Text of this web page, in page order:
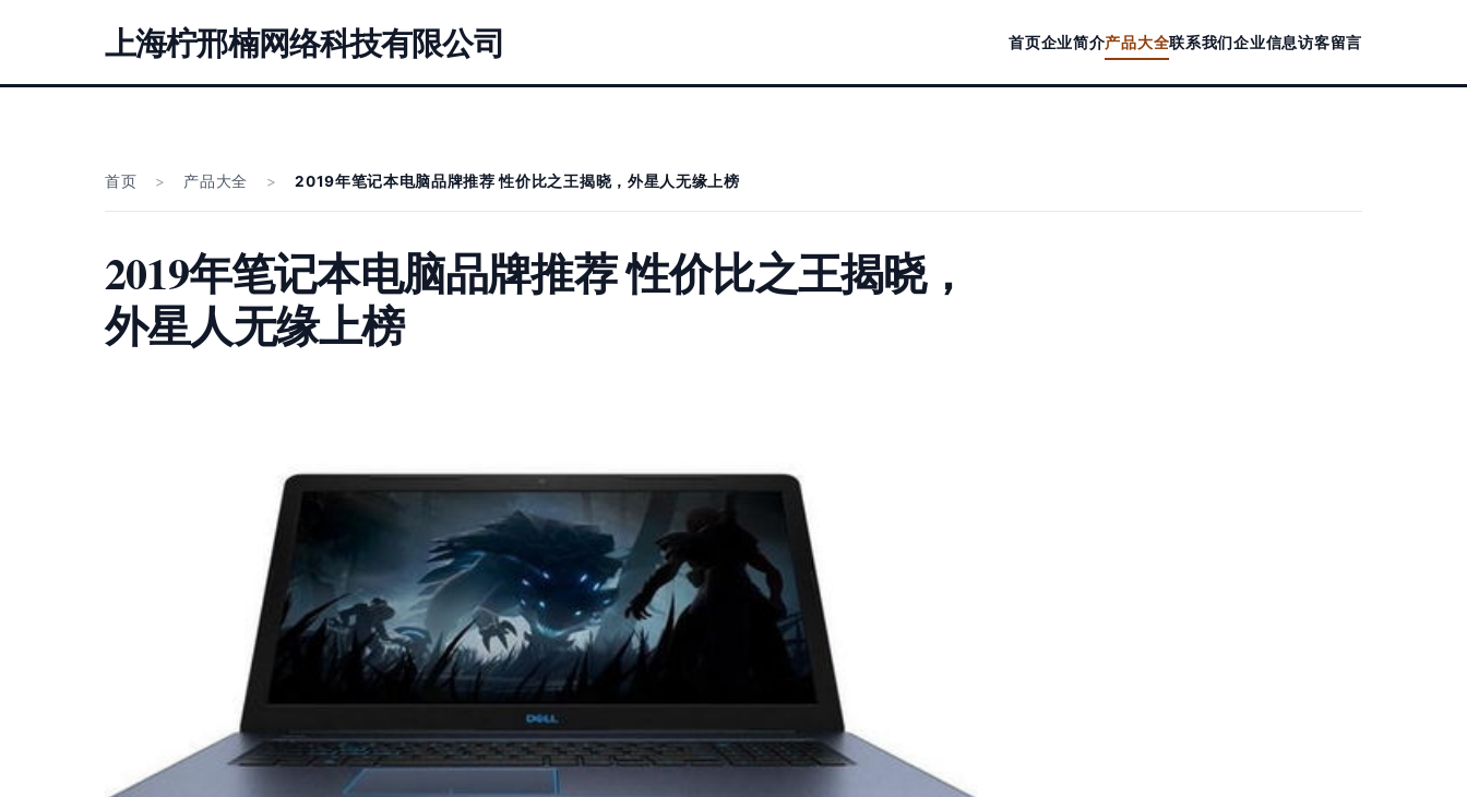
上海柠邢楠网络科技有限公司 首页企业简介产品大全联系我们企业信息访客留言
首页 > 产品大全 > 2019年笔记本电脑品牌推荐 性价比之王揭晓，外星人无缘上榜
2019年笔记本电脑品牌推荐 性价比之王揭晓，
外星人无缘上榜